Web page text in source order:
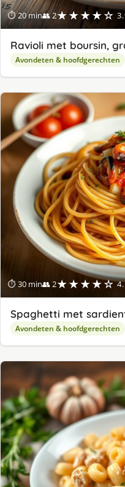
⏱ 20 min👥 2★★★★☆
Ravioli met boursin,
Avondeten & hoofdgerechten
⏱ 30 min👥 2★★★★☆
Spaghetti met
Avondeten & hoofdgerechten